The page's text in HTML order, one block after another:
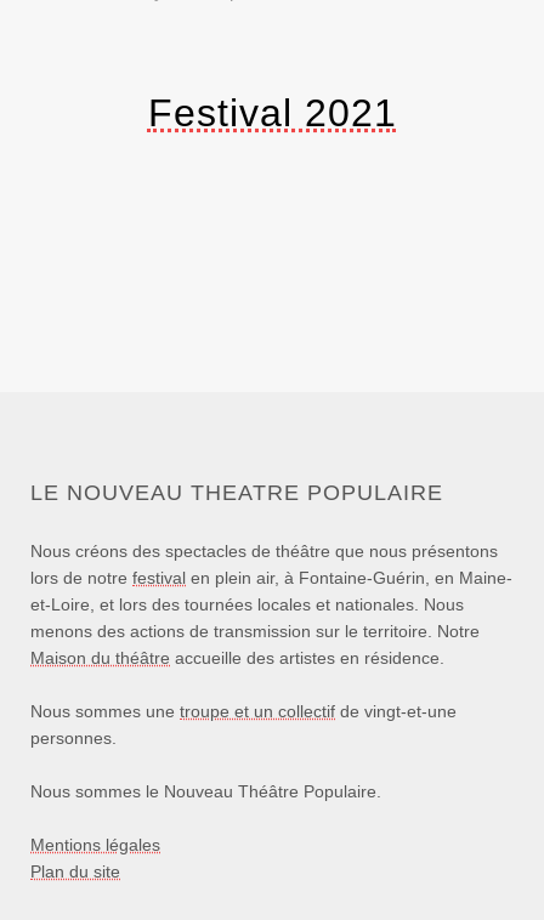
Festival 2021
LE NOUVEAU THEATRE POPULAIRE
Nous créons des spectacles de théâtre que nous présentons
lors de notre festival en plein air, à Fontaine-Guérin, en Maine-
et-Loire, et lors des tournées locales et nationales. Nous
menons des actions de transmission sur le territoire. Notre
Maison du théâtre accueille des artistes en résidence.
Nous sommes une troupe et un collectif de vingt-et-une
personnes.
Nous sommes le Nouveau Théâtre Populaire.
Mentions légales
Plan du site